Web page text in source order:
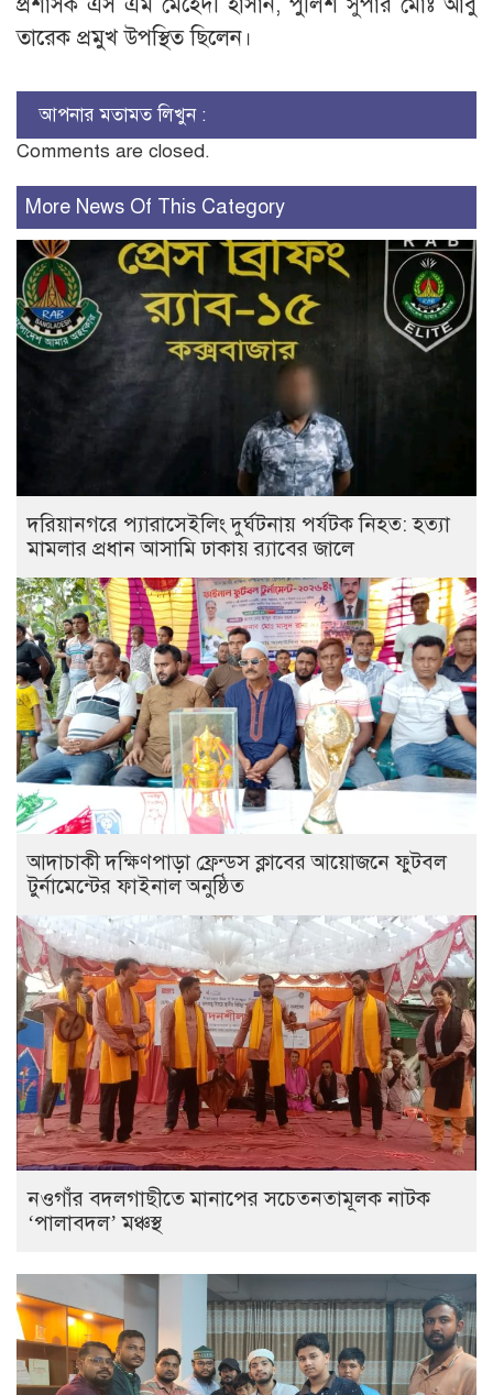
তারেক প্রমুখ উপস্থিত ছিলেন।
আপনার মতামত লিখুন :
Comments are closed.
More News Of This Category
দরিয়ানগরে প্যারাসেইলিং দুর্ঘটনায় পর্যটক নিহত: হত্যা
মামলার প্রধান আসামি ঢাকায় র‌্যাবের জালে
আদাচাকী দক্ষিণপাড়া ফ্রেন্ডস ক্লাবের আয়োজনে ফুটবল
টুর্নামেন্টের ফাইনাল অনুষ্ঠিত
নওগাঁর বদলগাছীতে মানাপের সচেতনতামূলক নাটক
‘পালাবদল’ মঞ্চস্থ